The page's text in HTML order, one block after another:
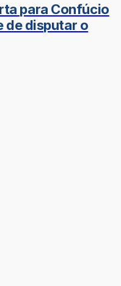
para Confúcio
de disputar o